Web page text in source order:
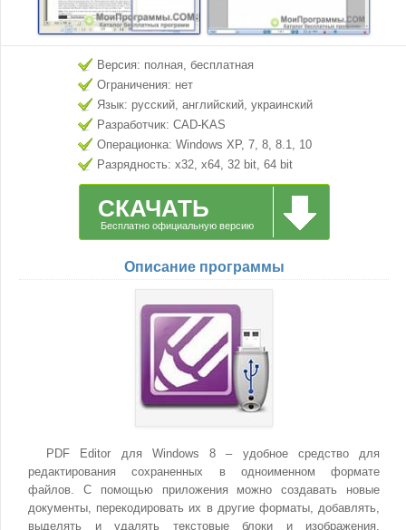
Версия: полная, бесплатная
Ограничения: нет
Язык: русский, английский, украинский
Разработчик: CAD-KAS
Операционка: Windows XP, 7, 8, 8.1, 10
Разрядность: x32, x64, 32 bit, 64 bit
СКАЧАТЬ
Бесплатно официальную версию
Описание программы
PDF Editor для Windows 8 – удобное средство для
редактирования сохраненных в одноименном формате
файлов. С помощью приложения можно создавать новые
документы, перекодировать их в другие форматы, добавлять,
выделять и удалять текстовые блоки и изображения,